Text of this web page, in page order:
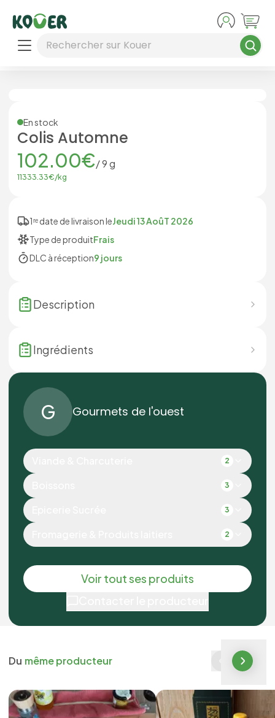
Rechercher sur Kouer
En stock
Colis Automne
102.00€/9g
11333.33€/kg
1ʳᵉ date de livraison leJeudi 13 AoûT 2026
Type de produitFrais
DLC à réception9 jours
Description
Ingrédients
G Gourmets de l'ouest
2
3
3
2
Voir tout ses produits
Du même producteur